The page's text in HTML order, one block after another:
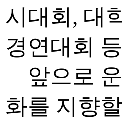
시대회, 대
경연대회
앞으로 운
화를 지향